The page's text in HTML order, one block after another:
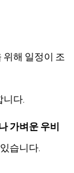
위해 일정이 조
니다.
가벼운 우비
습니다.